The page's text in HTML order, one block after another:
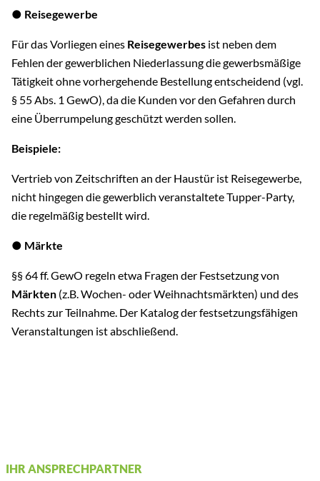
● Reisegewerbe
Für das Vorliegen eines Reisegewerbes ist neben dem
Fehlen der gewerblichen Niederlassung die gewerbsmäßige
Tätigkeit ohne vorhergehende Bestellung entscheidend (vgl.
§ 55 Abs. 1 GewO), da die Kunden vor den Gefahren durch
eine Überrumpelung geschützt werden sollen.
Beispiele:
Vertrieb von Zeitschriften an der Haustür ist Reisegewerbe,
nicht hingegen die gewerblich veranstaltete Tupper-Party,
die regelmäßig bestellt wird.
● Märkte
§§ 64 ff. GewO regeln etwa Fragen der Festsetzung von
Märkten (z.B. Wochen- oder Weihnachtsmärkten) und des
Rechts zur Teilnahme. Der Katalog der festsetzungsfähigen
Veranstaltungen ist abschließend.
IHR ANSPRECHPARTNER